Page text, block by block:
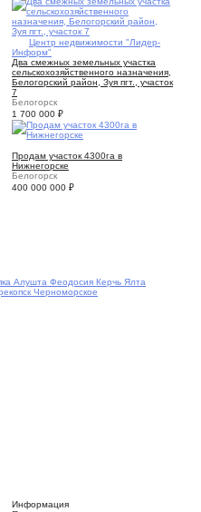
Центр недвижимости "Лидер-
Информ"
Два смежных земельных участка
сельскохозяйственного назначения,
Белогорский район, Зуя пгт., участок
7
Белогорск
1 700 000 ₽
Продам участок 4300га в
Нижнегорске
Белогорск
400 000 000 ₽
Алушта Феодосия Керчь Ялта
Черноморское
Информация